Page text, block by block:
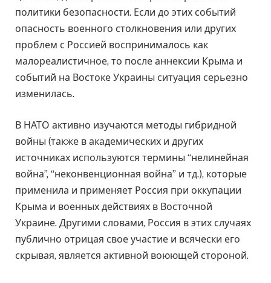
политики безопасности. Если до этих событий
опасность военного столкновения или других
проблем с Россией воспринималось как
малореалистичное, то после аннексии Крыма и
событий на Востоке Украины ситуация серьезно
изменилась.
В НАТО активно изучаются методы гибридной
войны (также в академических и других
источниках используются термины “нелинейная
война”, “неконвенционная война” и тд.), которые
применила и применяет Россия при оккупации
Крыма и военных действиях в Восточной
Украине. Другими словами, Россия в этих случаях
публично отрицая свое участие и всячески его
скрывая, является активной воюющей стороной.